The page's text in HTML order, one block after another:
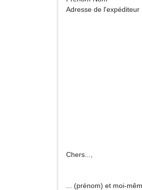
Adresse de l'expéditeur
Chers...,
... (prénom) et moi-